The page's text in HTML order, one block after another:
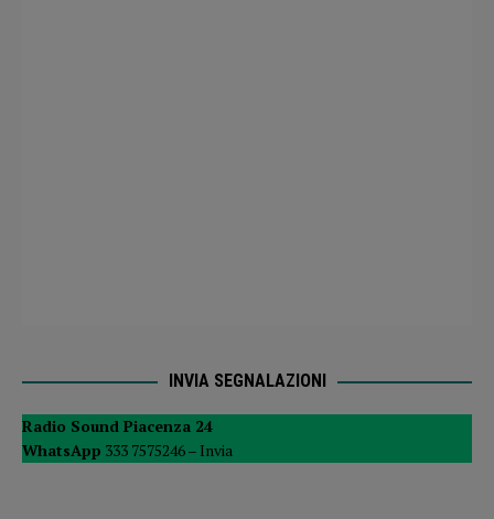
INVIA SEGNALAZIONI
Radio Sound Piacenza 24
WhatsApp 333 7575246 – Invia